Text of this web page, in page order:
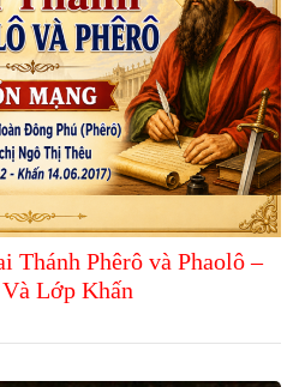
Thánh Phêrô và Phaolô –
Lớp Khấn